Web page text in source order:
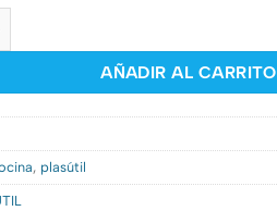
PLASÚTIL (Blanco) cantidad
AÑADIR AL CARRITO
, plasútil